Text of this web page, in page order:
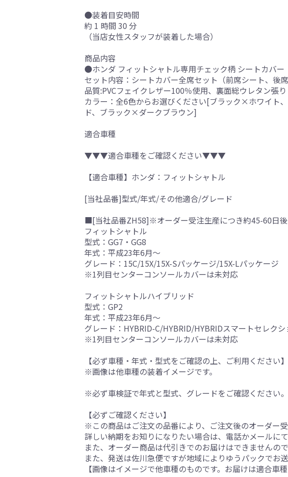
●装着目安時間
約 1 時間 30 分
（当店女性スタッフが装着した場合）
商品内容
●ホンダ フィットシャトル専用チェック柄 シートカバー
セット内容：シートカバー全席セット（前席シート、後
品質:PVCフェイクレザー100％使用、裏面総ウレタン張
カラー：全6色からお選びください[ブラック×ホワイ
ド、ブラック×ダークブラウン]
適合車種
▼▼▼適合車種をご確認ください▼▼▼
【適合車種】ホンダ：フィットシャトル
[当社品番]型式/年式/その他適合/グレード
■[当社品番ZH58]※オーダー受注生産につき約45-60日
フィットシャトル
型式：GG7・GG8
年式：平成23年6月～
グレード：15C/15X/15X-Sパッケージ/15X-Lパッケージ
※1列目センターコンソールカバーは未対応
フィットシャトルハイブリッド
型式：GP2
年式：平成23年6月～
グレード：HYBRID-C/HYBRID/HYBRIDスマートセレク
※1列目センターコンソールカバーは未対応
【必ず車種・年式・型式をご確認の上、ご利用ください】
※画像は他車種の装着イメージです。
※必ず車検証で年式と型式、グレードをご確認ください
【必ずご確認ください】
※この商品はご注文の品番により、ご注文後のオーダー
詳しい納期をお知りになりたい場合は、電話かメールに
また、オーダー商品は代引きでのお届けはできませんの
また、発送は佐川急便ですが地域によりゆうパックでお
【画像はイメージで他車種のものです。お届けは適合車